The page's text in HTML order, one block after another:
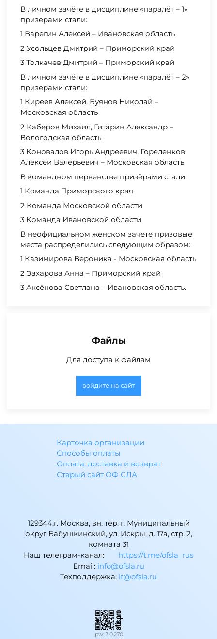
В личном зачёте в дисциплине «паралёт – 1»
призерами стали:
1 Варегин Алексей – Ивановская область
2 Усольцев Дмитрий – Приморский край
3 Толкачев Дмитрий – Приморский край
В личном зачёте в дисциплине «паралёт – 2»
призерами стали:
1 Киреев Алексей, Буянов Николай –
Московская область
2 Каберов Михаил, Гитарин Александр –
Вологодская область
3 Коновалов Игорь Андреевич, Гореленков
Алексей Валерьевич – Московская область
В командном первенстве призёрами стали:
1 Команда Приморского края
2 Команда Московской области
3 Команда Ивановской области
В неофициальном женском зачете призовые
места распределились следующим образом:
1 Казимирова Вероника - Московская область
2 Захарова Анна – Приморский край
3 Аксёнова Светлана – Ивановская область.
Файлы
Для доступа к файлам
войдите на сайт
Карточка организации
Способы оплаты
Оплата, доставка и возврат
Старый сайт ОФ СЛА
129344,г. Москва, вн. тер. г. Муниципальный
округ Бабушкинский, ул. Искры, д. 17а, стр. 2,
комната 31
Наш телеграм-канал:
https://t.me/ofsla_rus
Email: ur.alsfo@ofni
Техподдержка: ur.alsfo@ti
pw: 3.0.270